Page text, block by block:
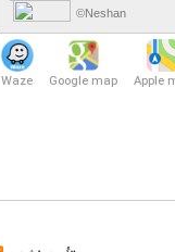
©Neshan
Apple
Google map
Waze